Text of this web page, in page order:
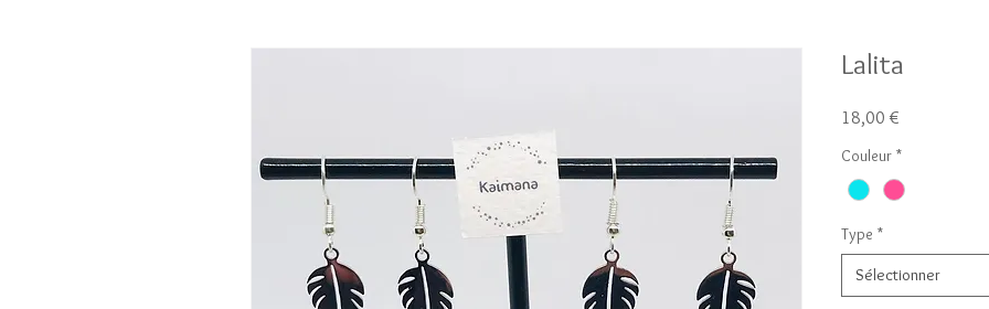
Lalita
18,00 €
Couleur *
Type *
Sélectionner